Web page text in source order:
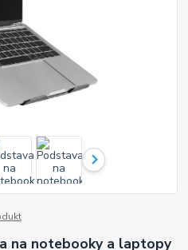
na notebooky a laptopy